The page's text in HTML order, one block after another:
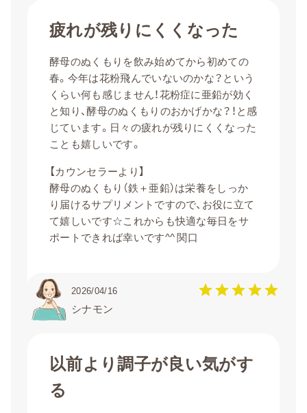
疲れが残りにくくなった
酵母のぬくもりを飲み始めてから初めての
春。今年は花粉飛んでいないのかな？という
くらい何も感じません！花粉症に亜鉛が効く
と知り、酵母のぬくもりのおかげかな？！と感
じています。日々の疲れが残りにくくなった
ことも嬉しいです。
【カウンセラーより】
酵母のぬくもり（鉄＋亜鉛）は栄養をしっか
り届けるサプリメントですので、お役に立て
て嬉しいです☆これからも快適な毎日をサ
ポートできれば幸いです^^ 関口
2026/04/16
シナモン
以前より調子が良い気がす
る